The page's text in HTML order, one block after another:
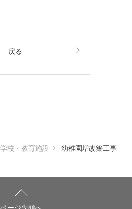
戻る
学校・教育施設
幼稚園増改築工事